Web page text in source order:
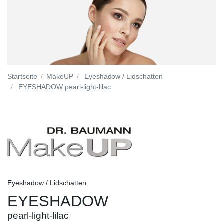
Startseite MakeUP
Eyeshadow / Lidschatten
EYESHADOW pearl-light-lilac
Eyeshadow / Lidschatten
EYESHADOW
pearl-light-lilac